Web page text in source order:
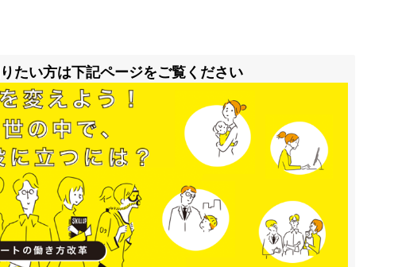
たい方は下記ページをご覧ください